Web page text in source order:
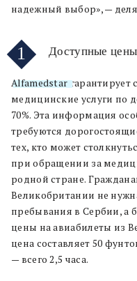
надежный выбор», —
1 Доступные цены
Alfamedstarгарантирует
медицинские услуги по
70%. Эта информация
требуются
тех, кто может
при обращении за
родной стране.
Великобритании не
пребывания в Сербии, а
цены на авиабилеты из
цена составляет 50
— всего 2,5 часа.